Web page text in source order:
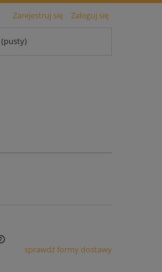
Zarejestruj się Zaloguj się
(pusty)
sprawdź formy dostawy